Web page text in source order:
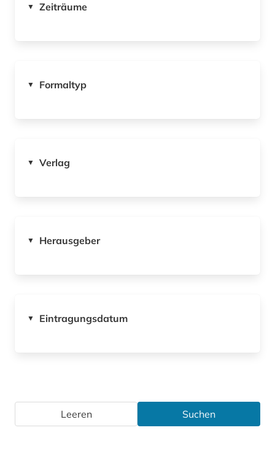
▼ Zeiträume
▼ Formaltyp
▼ Verlag
▼ Herausgeber
▼ Eintragungsdatum
Leeren Suchen